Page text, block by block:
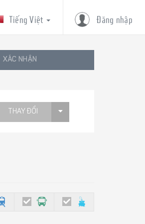
Đăng nhập
Tiếng Việt
XÁC NHẬN
THAY ĐỔI